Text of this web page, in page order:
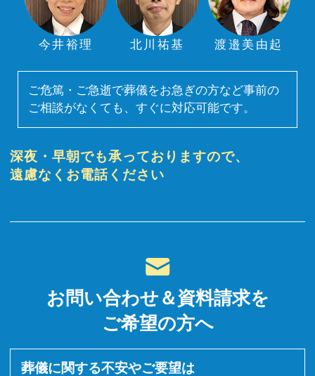
今井裕理 北川祐基 渡邉美由起
ご危篤・ご急逝で葬儀をお急ぎの方など事前の
ご相談がなくても、すぐに対応可能です。
深夜・早朝でも承っておりますので、
遠慮なくお電話ください
お問い合わせ＆資料請求を
ご希望の方へ
葬儀に関する不安やご要望は